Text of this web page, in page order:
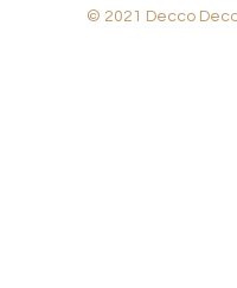
© 2021 Decco